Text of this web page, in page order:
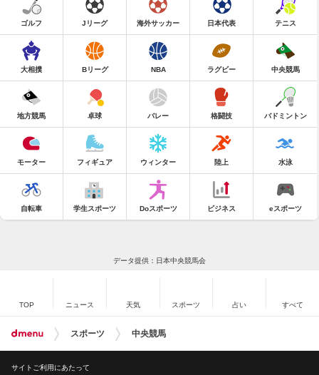
ゴルフ Jリーグ 海外サッカー 日本代表 テニス
大相撲 Bリーグ NBA ラグビー 中央競馬
地方競馬 卓球 バレー 格闘技 バドミントン
モーター フィギュア ウィンター 陸上 水泳
自転車 学生スポーツ Doスポーツ ビジネス eスポーツ
データ提供：日本中央競馬会
TOP ニュース 天気 スポーツ 占い すべて
スポーツ 中央競馬
サイトご利用にあたって